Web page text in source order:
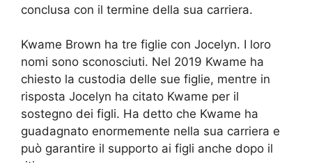
conclusa con il termine della sua carriera.
Kwame Brown ha tre figlie con Jocelyn. I loro
nomi sono sconosciuti. Nel 2019 Kwame ha
chiesto la custodia delle sue figlie, mentre in
risposta Jocelyn ha citato Kwame per il
sostegno dei figli. Ha detto che Kwame ha
guadagnato enormemente nella sua carriera e
può garantire il supporto ai figli anche dopo il